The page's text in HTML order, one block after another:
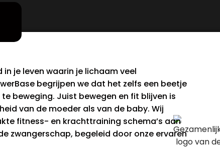
je leven waarin je lichaam veel
begrijpen we dat het zelfs een beetje
beweging. Juist bewegen en fit blijven is
van de moeder als van de baby. Wij
fitness- en krachttraining schema’s aan
zwangerschap, begeleid door onze ervaren